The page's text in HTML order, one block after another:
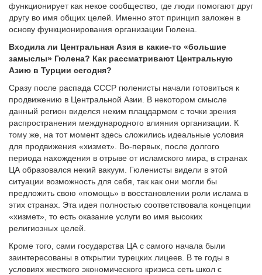
функционирует как некое сообщество, где люди помогают друг
другу во имя общих целей. Именно этот принцип заложен в
основу функционирования организации Гюлена.
Входила ли Центральная Азия в какие-то «большие
замыслы» Гюлена? Как рассматривают Центральную
Азию в Турции сегодня?
Сразу после распада СССР гюленисты начали готовиться к
продвижению в Центральной Азии. В некотором смысле
данный регион виделся неким плацдармом с точки зрения
распространения международного влияния организации. К
тому же, на тот момент здесь сложились идеальные условия
для продвижения «хизмет». Во-первых, после долгого
периода нахождения в отрыве от исламского мира, в странах
ЦА образовался некий вакуум. Гюленисты видели в этой
ситуации возможность для себя, так как они могли бы
предложить свою «помощь» в восстановлении роли ислама в
этих странах. Эта идея полностью соответствовала концепции
«хизмет», то есть оказание услуги во имя высоких
религиозных целей.
Кроме того, сами государства ЦА с самого начала были
заинтересованы в открытии турецких лицеев. В те годы в
условиях жесткого экономического кризиса сеть школ с